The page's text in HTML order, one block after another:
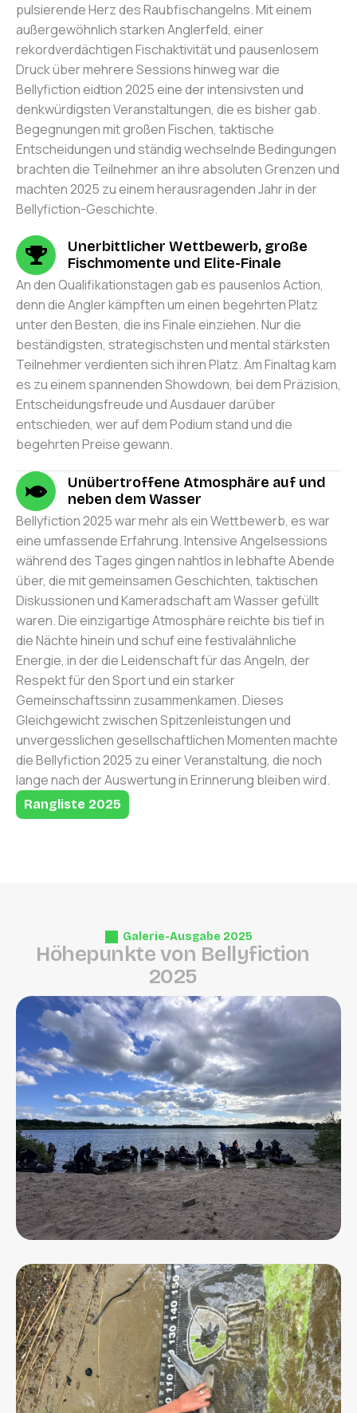
pulsierende Herz des Raubfischangelns. Mit einem
außergewöhnlich starken Anglerfeld, einer
rekordverdächtigen Fischaktivität und pausenlosem
Druck über mehrere Sessions hinweg war die
Bellyfiction eidtion 2025 eine der intensivsten und
denkwürdigsten Veranstaltungen, die es bisher gab.
Begegnungen mit großen Fischen, taktische
Entscheidungen und ständig wechselnde Bedingungen
brachten die Teilnehmer an ihre absoluten Grenzen und
machten 2025 zu einem herausragenden Jahr in der
Bellyfiction-Geschichte.
Unerbittlicher Wettbewerb, große
Fischmomente und Elite-Finale
An den Qualifikationstagen gab es pausenlos Action,
denn die Angler kämpften um einen begehrten Platz
unter den Besten, die ins Finale einziehen. Nur die
beständigsten, strategischsten und mental stärksten
Teilnehmer verdienten sich ihren Platz. Am Finaltag kam
es zu einem spannenden Showdown, bei dem Präzision,
Entscheidungsfreude und Ausdauer darüber
entschieden, wer auf dem Podium stand und die
begehrten Preise gewann.
Unübertroffene Atmosphäre auf und
neben dem Wasser
Bellyfiction 2025 war mehr als ein Wettbewerb, es war
eine umfassende Erfahrung. Intensive Angelsessions
während des Tages gingen nahtlos in lebhafte Abende
über, die mit gemeinsamen Geschichten, taktischen
Diskussionen und Kameradschaft am Wasser gefüllt
waren. Die einzigartige Atmosphäre reichte bis tief in
die Nächte hinein und schuf eine festivalähnliche
Energie, in der die Leidenschaft für das Angeln, der
Respekt für den Sport und ein starker
Gemeinschaftssinn zusammenkamen. Dieses
Gleichgewicht zwischen Spitzenleistungen und
unvergesslichen gesellschaftlichen Momenten machte
die Bellyfiction 2025 zu einer Veranstaltung, die noch
lange nach der Auswertung in Erinnerung bleiben wird.
Rangliste 2025
Galerie-Ausgabe 2025
Höhepunktevon Bellyfiction
2025